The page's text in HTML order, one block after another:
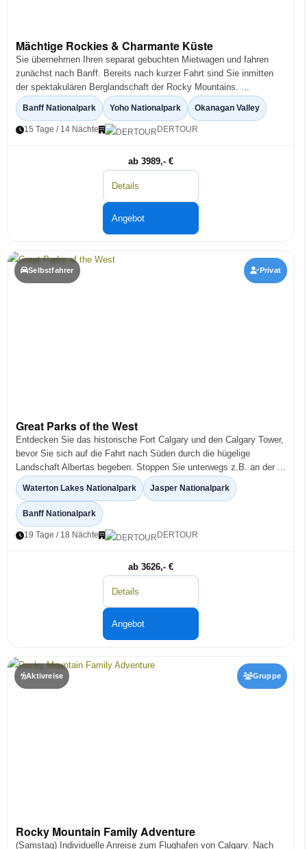
Mächtige Rockies & Charmante Küste
Sie übernehmen Ihren separat gebuchten Mietwagen und fahren
zunächst nach Banff. Bereits nach kurzer Fahrt sind Sie inmitten
der spektakulären Berglandschaft der Rocky Mountains. ...
Banff Nationalpark Yoho Nationalpark Okanagan Valley
15 Tage / 14 Nächte DERTOUR
ab 3989,- €
Details
Angebot
Selbstfahrer Privat
Great Parks of the West
Entdecken Sie das historische Fort Calgary und den Calgary Tower,
bevor Sie sich auf die Fahrt nach Süden durch die hügelige
Landschaft Albertas begeben. Stoppen Sie unterwegs z.B. an der ...
Waterton Lakes Nationalpark Jasper Nationalpark
Banff Nationalpark
19 Tage / 18 Nächte DERTOUR
ab 3626,- €
Details
Angebot
Aktivreise Gruppe
Rocky Mountain Family Adventure
(Samstag) Individuelle Anreise zum Flughafen von Calgary. Nach